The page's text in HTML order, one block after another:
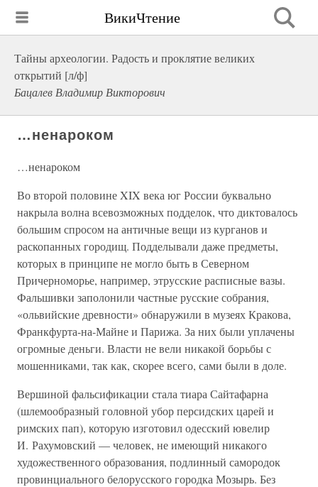
ВикиЧтение
Тайны археологии. Радость и проклятие великих
открытий [л/ф]
Бацалев Владимир Викторович
…ненароком
…ненароком
Во второй половине XIX века юг России буквально
накрыла волна всевозможных подделок, что диктовалось
большим спросом на античные вещи из курганов и
раскопанных городищ. Подделывали даже предметы,
которых в принципе не могло быть в Северном
Причерноморье, например, этрусские расписные вазы.
Фальшивки заполонили частные русские собрания,
«ольвийские древности» обнаружили в музеях Кракова,
Франкфурта-на-Майне и Парижа. За них были уплачены
огромные деньги. Власти не вели никакой борьбы с
мошенниками, так как, скорее всего, сами были в доле.
Вершиной фальсификации стала тиара Сайтафарна
(шлемообразный головной убор персидских царей и
римских пап), которую изготовил одесский ювелир
И. Рахумовский — человек, не имеющий никакого
художественного образования, подлинный самородок
провинциального белорусского городка Мозырь. Без